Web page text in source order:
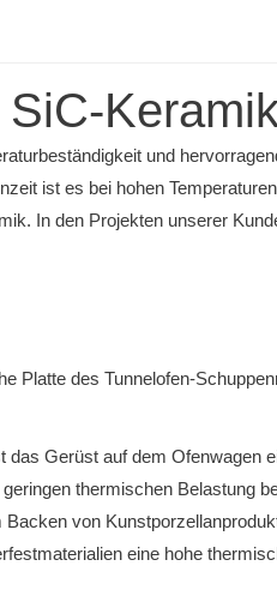
und
ist es bei hohen
In den Projekten unserer
Platte des Tunnelofen-
Gerüst auf dem Ofenwagen
thermischen Belastung
Backen von
eine hohe